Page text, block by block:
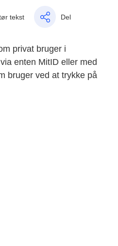
tekst Del
privat bruger i
enten MitID eller med
bruger ved at trykke på